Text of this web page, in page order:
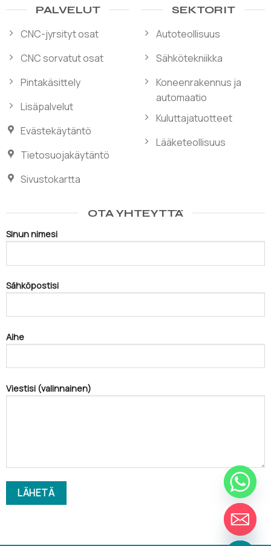
PALVELUT
CNC-jyrsityt osat
CNC sorvatut osat
Pintakäsittely
Lisäpalvelut
Evästekäytäntö
Tietosuojakäytäntö
Sivustokartta
SEKTORIT
Autoteollisuus
Sähkötekniikka
Koneenrakennus ja
automaatio
Kuluttajatuotteet
Lääketeollisuus
OTA YHTEYTTÄ
Sinun nimesi
Sähköpostisi
Aihe
Viestisi (valinnainen)
PIILOTA
CHATY